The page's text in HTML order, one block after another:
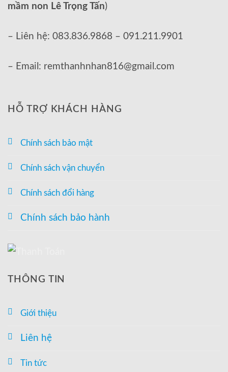
mầm non Lê Trọng Tấn)
– Liên hệ: 083.836.9868 – 091.211.9901
– Email: remthanhnhan816@gmail.com
HỖ TRỢ KHÁCH HÀNG
Chính sách bảo mật
Chính sách vận chuyển
Chính sách đổi hàng
Chính sách bảo hành
THÔNG TIN
Giới thiệu
Liên hệ
Tin tức